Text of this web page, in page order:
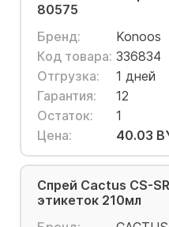
80575
Бренд:
Konoos
Код товара: 336834
Отгрузка:
1 дней
Гарантия:
12
Остаток:
1
Цена:
40.03
Спрей Cactus CS-
этикеток 210мл